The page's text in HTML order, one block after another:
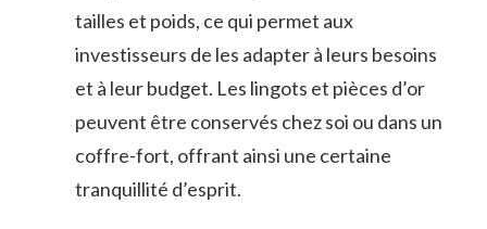
tailles et⁣ poids, ce⁤ qui ⁤permet aux
investisseurs de les ⁣adapter à leurs besoins
et à leur budget. Les lingots et⁤ pièces d’or
peuvent être conservés chez soi ou dans un
coffre-fort,⁣ offrant ainsi une certaine
tranquillité d’esprit.